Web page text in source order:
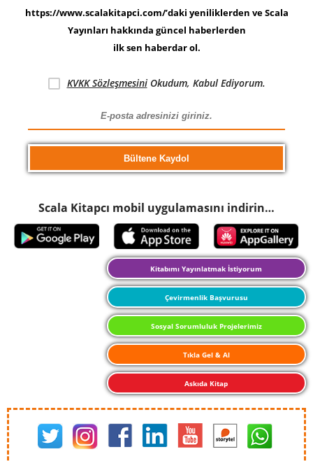
https://www.scalakitapci.com/’daki yeniliklerden ve Scala
Yayınları hakkında güncel haberlerden
ilk sen haberdar ol.
KVKK SözleşmesiniOkudum, Kabul Ediyorum.
Scala Kitapcı mobil uygulamasını indirin…
Kitabımı Yayınlatmak İstiyorum
Çevirmenlik Başvurusu
Sosyal Sorumluluk Projelerimiz
Tıkla Gel & Al
Askıda Kitap